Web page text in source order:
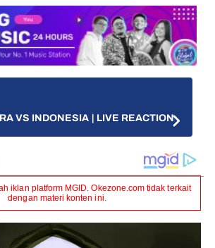
VS INDONESIA | LIVE REACTION